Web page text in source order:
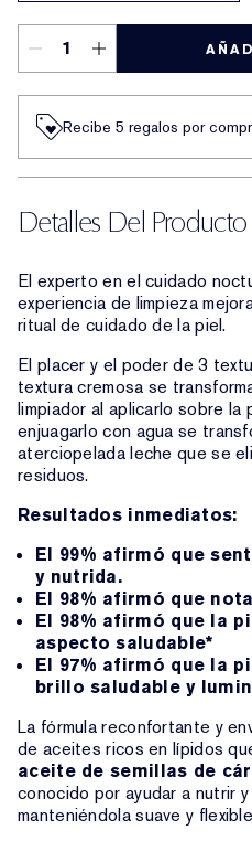
Recibe 5 regalos por
Detalles Del Producto
El experto en el cuidado
experiencia de limpieza
ritual de cuidado de la piel.
El placer y el poder de 3
textura cremosa se
limpiador al aplicarlo sobre la
enjuagarlo con agua se
aterciopelada leche que se
residuos.
Resultados inmediatos:
El 99% afirmó que
y nutrida.
El 98% afirmó que
El 98% afirmó que la
aspecto saludable*
El 97% afirmó que la
brillo saludable y
La fórmula reconfortante y
de aceites ricos en lípidos
aceite de semillas de
conocido por ayudar a nutrir
manteniéndola suave y